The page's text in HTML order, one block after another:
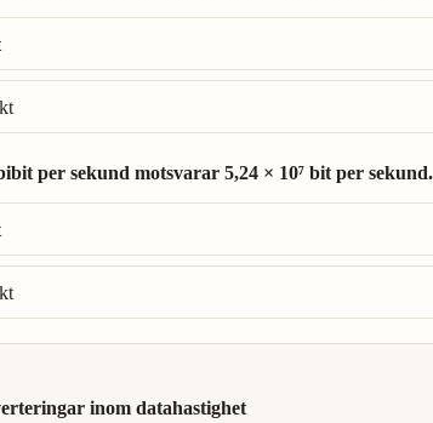
10 mebibit per sekund = 1,05 × 10⁷ bit per sekund.
per sekund motsvarar 5,24 × 10⁷ bit per sekund.
50 mebibit per sekund = 5,24 × 10⁷ bit per sekund.
inom datahastighet